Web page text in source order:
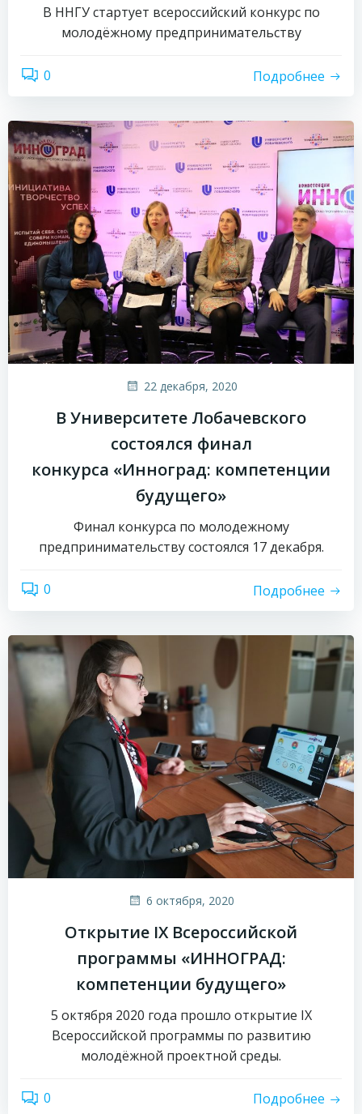
В ННГУ стартует всероссийский конкурс по
молодёжному предпринимательству
0 Подробнее
22 декабря, 2020
В Университете Лобачевского
состоялся финал
конкурса «Инноград: компетенции
будущего»
Финал конкурса по молодежному
предпринимательству состоялся 17 декабря.
0 Подробнее
6 октября, 2020
Открытие IX Всероссийской
программы «ИННОГРАД:
компетенции будущего»
5 октября 2020 года прошло открытие IX
Всероссийской программы по развитию
молодёжной проектной среды.
0 Подробнее